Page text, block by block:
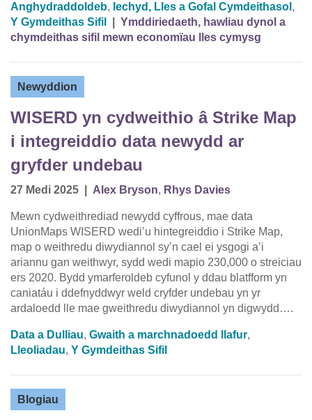
Anghydraddoldeb, Iechyd, Lles a Gofal Cymdeithasol ,
Y Gymdeithas Sifil
Ymddiriedaeth, hawliau dynol a
chymdeithas sifil mewn economïau lles cymysg
Newyddion
WISERD yn cydweithio â Strike Map
i integreiddio data newydd ar
gryfder undebau
27 Medi 2025 Alex Bryson, Rhys Davies
Mewn cydweithrediad newydd cyffrous, mae data
UnionMaps WISERD wedi’u hintegreiddio i Strike Map,
map o weithredu diwydiannol sy’n cael ei ysgogi a’i
ariannu gan weithwyr, sydd wedi mapio 230,000 o streiciau
ers 2020. Bydd ymarferoldeb cyfunol y ddau blatfform yn
caniatáu i ddefnyddwyr weld cryfder undebau yn yr
ardaloedd lle mae gweithredu diwydiannol yn digwydd….
Data a Dulliau, Gwaith a marchnadoedd llafur,
Lleoliadau, Y Gymdeithas Sifil
Blogiau